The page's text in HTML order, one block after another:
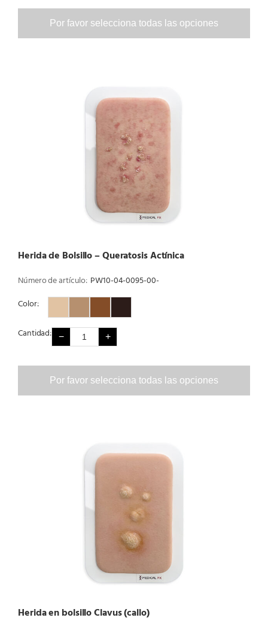
Por favor selecciona todas las opciones
Herida de Bolsillo – Queratosis Actínica
Número de artículo: PW10-04-0095-00-
Color:
Cantidad: − +
Por favor selecciona todas las opciones
Herida en bolsillo Clavus (callo)